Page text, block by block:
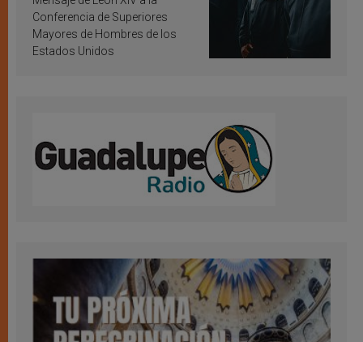
Conferencia de Superiores
Mayores de Hombres de los
Estados Unidos